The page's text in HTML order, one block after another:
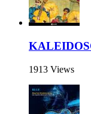
1913 Views